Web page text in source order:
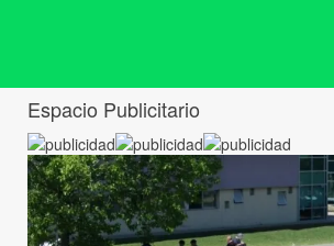
Espacio Publicitario